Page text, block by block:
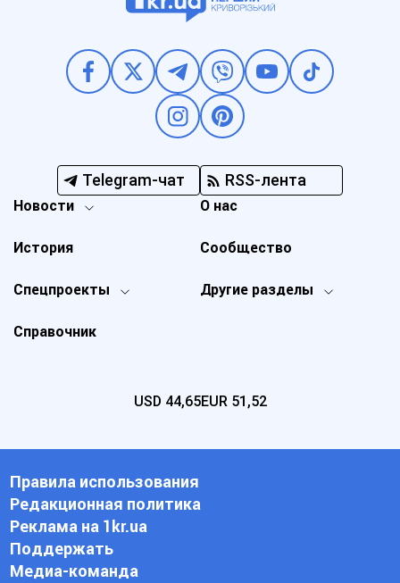
Telegram-чат RSS-лента
Новости
Спецпроекты Другие разделы
История
О нас
Справочник
Сообщество
USD 44,65EUR 51,52
Правила использования
Редакционная политика
Реклама на 1kr.ua
Поддержать
Медиа-команда